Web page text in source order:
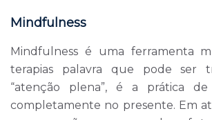
Mindfulness
Mindfulness é uma ferramenta
terapias palavra que pode ser
“atenção plena”, é a prática
completamente no presente. Em